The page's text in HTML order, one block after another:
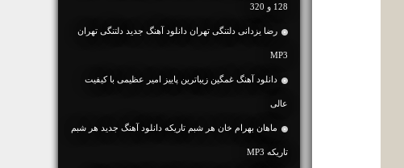
128 و 320
رضا یزدانی دلتنگی تهران دانلود آهنگ جدید دلتنگی تهران
MP3
دانلود آهنگ غمگین زیباترین پاییز امیر عظیمی با کیفیت
عالی
ماهان بهرام خان هر شبم تاریکه دانلود آهنگ جدید هر شبم
تاریکه MP3